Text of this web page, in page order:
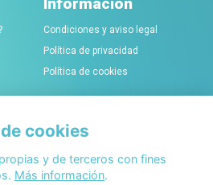
Condiciones y aviso legal
Política de privacidad
Política de cookies
Conócenos
Acerca de Bobaly Partners
Partner eCommerce
cookies
y de terceros con fines
Más información.